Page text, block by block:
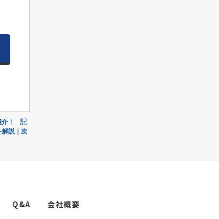
！
記
解説｜次
Q&A 会社概要